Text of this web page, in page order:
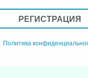
РЕГИСТРАЦИЯ
Политика